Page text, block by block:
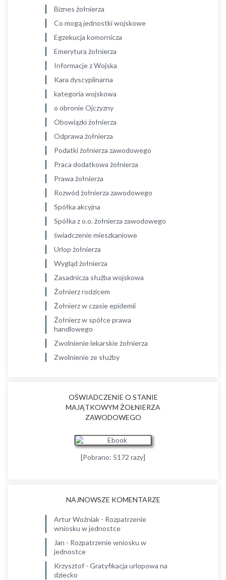
Biznes żołnierza
Co mogą jednostki wojskowe
Egzekucja komornicza
Emerytura żołnierza
Informacje z Wojska
Kara dyscyplinarna
kategoria wojskowa
o obronie Ojczyzny
Obowiązki żołnierza
Odprawa żołnierza
Podatki żołnierza zawodowego
Praca dodatkowa żołnierza
Prawa żołnierza
Rozwód żołnierza zawodowego
Spółka akcyjna
Spółka z o.o. żołnierza zawodowego
świadczenie mieszkaniowe
Urlop żołnierza
Wygląd żołnierza
Zasadnicza służba wojskowa
Żołnierz rodzicem
Żołnierz w czasie epidemii
Żołnierz w spółce prawa
handlowego
Zwolnienie lekarskie żołnierza
Zwolnienie ze służby
OŚWIADCZENIE O STANIE
MAJĄTKOWYM ŻOŁNIERZA
ZAWODOWEGO
[Pobrano: 5172 razy]
NAJNOWSZE KOMENTARZE
Artur Woźniak - Rozpatrzenie
wniosku w jednostce
Jan - Rozpatrzenie wniosku w
jednostce
Krzysztof - Gratyfikacja urlopowa na
dziecko